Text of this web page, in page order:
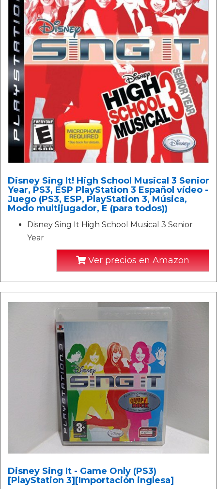
Disney Sing It! High School Musical 3 Senior
Year, PS3, ESP PlayStation 3 Español vídeo -
Juego (PS3, ESP, PlayStation 3, Música,
Modo multijugador, E (para todos))
Disney Sing It High School Musical 3 Senior
Year
Ver precios en Amazon
Disney Sing It - Game Only (PS3)
[PlayStation 3][Importación inglesa]